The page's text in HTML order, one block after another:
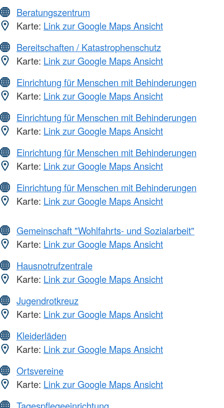
Beratungszentrum
Karte: Link zur Google Maps Ansicht
Bereitschaften / Katastrophenschutz
Karte: Link zur Google Maps Ansicht
Einrichtung für Menschen mit Behinderungen
Karte: Link zur Google Maps Ansicht
Einrichtung für Menschen mit Behinderungen
Karte: Link zur Google Maps Ansicht
Einrichtung für Menschen mit Behinderungen
Karte: Link zur Google Maps Ansicht
Einrichtung für Menschen mit Behinderungen
Karte: Link zur Google Maps Ansicht
Gemeinschaft "Wohlfahrts- und Sozialarbeit"
Karte: Link zur Google Maps Ansicht
Hausnotrufzentrale
Karte: Link zur Google Maps Ansicht
Jugendrotkreuz
Karte: Link zur Google Maps Ansicht
Kleiderläden
Karte: Link zur Google Maps Ansicht
Ortsvereine
Karte: Link zur Google Maps Ansicht